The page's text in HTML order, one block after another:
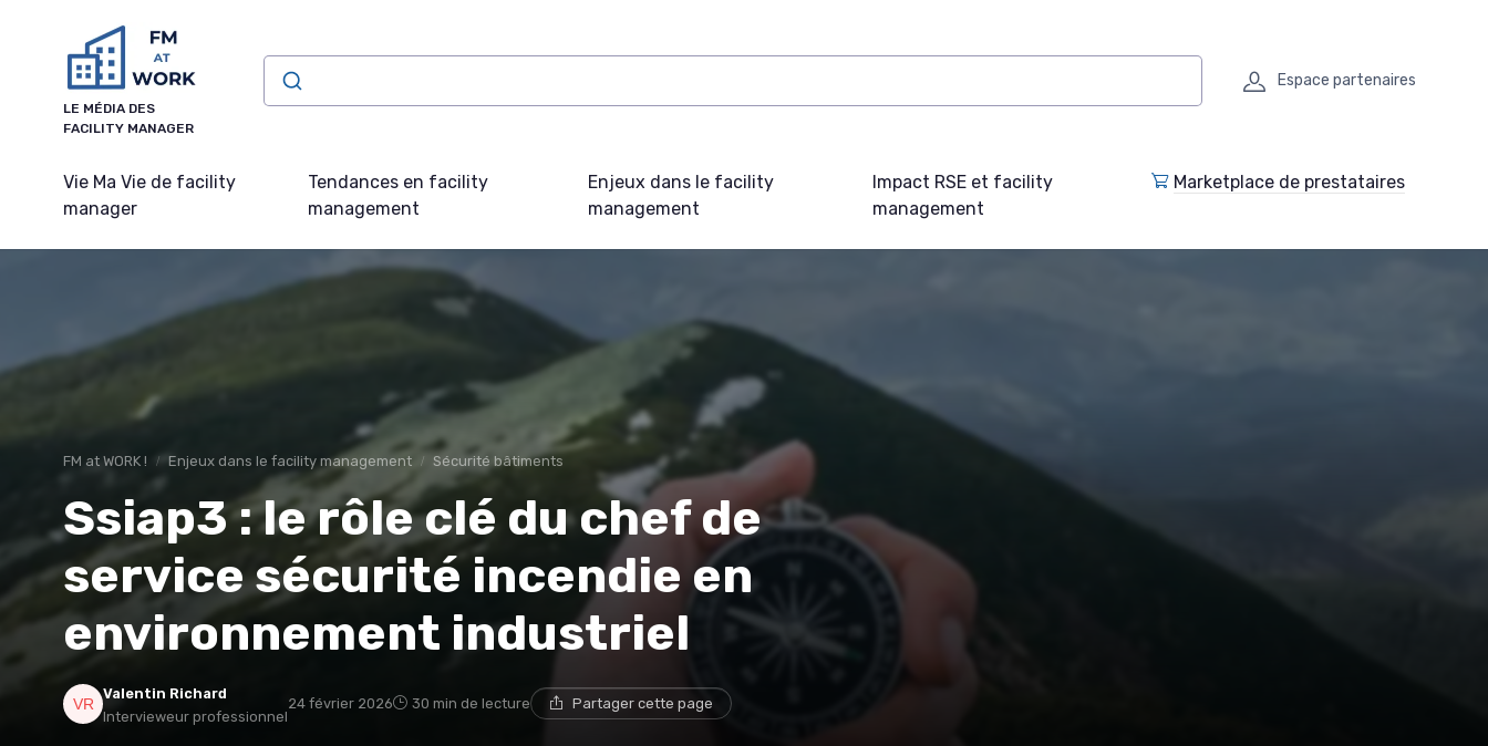
LE MÉDIA DES
FACILITY MANAGER
Espace partenaires
Vie Ma Vie de facility
manager
Tendances en facility
management
Enjeux dans le facility
management
Impact RSE et facility
management
Marketplace de prestataires
FM at WORK ! Enjeux dans le facility management Sécurité bâtiments
Ssiap3 : le rôle clé du chef de
service sécurité incendie en
environnement industriel
Valentin Richard
Intervieweur professionnel
24 février 2026 30 min de lecture Partager cette page